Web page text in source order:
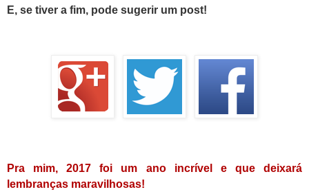
E, se tiver a fim, pode sugerir um post!
Pra mim, 2017 foi um ano incrível e que deixará
lembranças maravilhosas!